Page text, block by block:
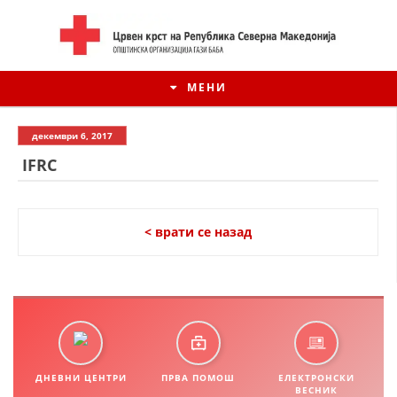
МЕНИ
ИСТОРИЈАТ НА ЦКРСМ
ИСТОРИЈАТ НА ДВИЖЕЊЕТО
декември 6, 2017
IFRC
< врати се назад
ДНЕВНИ ЦЕНТРИ ПРВА ПОМОШ
ЕЛЕКТРОНСКИ
ВЕСНИК